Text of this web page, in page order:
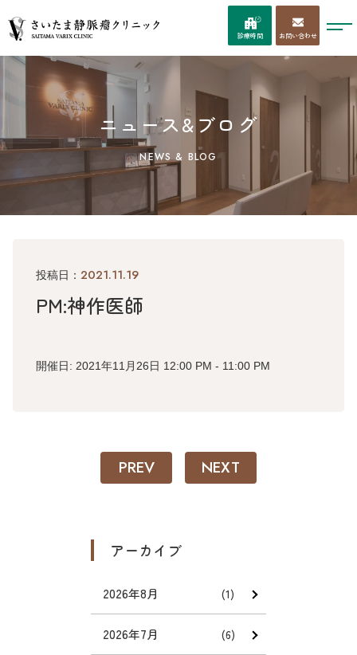
診療時間 お問い合わせ
ニュース&ブログ
NEWS & BLOG
投稿日： 2021.11.19
PM:神作医師
開催日: 2021年11月26日 12:00 PM - 11:00 PM
PREV NEXT
アーカイブ
2026年8月 (1)
2026年7月 (6)